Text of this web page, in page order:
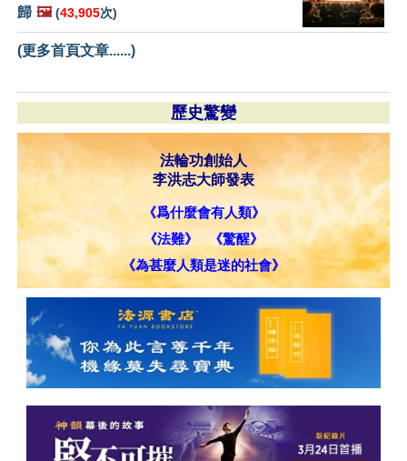
歸 🖼️ (43,905次)
(更多首頁文章......)
歷史驚變
法輪功創始人
李洪志大師發表
《爲什麼會有人類》
《法難》
《驚醒》
《為甚麼人類是迷的社會》